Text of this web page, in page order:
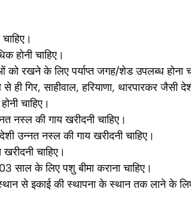
होनी चाहिए।
रखने के लिए पर्याप्त जगह/शेड उपलब्ध होना
ही गिर, साहीवाल, हरियाणा, थारपारकर
चाहिए।
नस्ल की गाय खरीदनी चाहिए।
उन्नत नस्ल की गाय खरीदनी चाहिए।
चाहिए।
साल के लिए पशु बीमा कराना चाहिए।
से इकाई की स्थापना के स्थान तक लाने के